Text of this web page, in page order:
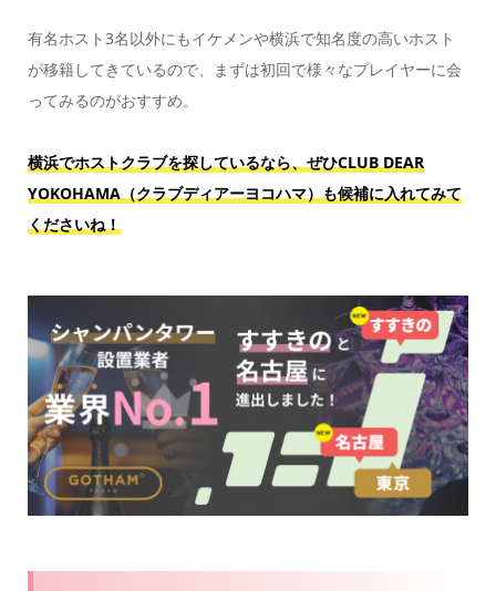
有名ホスト3名以外にもイケメンや横浜で知名度の高いホスト
が移籍してきているので、まずは初回で様々なプレイヤーに会
ってみるのがおすすめ。
横浜でホストクラブを探しているなら、ぜひCLUB DEAR
YOKOHAMA（クラブディアーヨコハマ）も候補に入れてみて
くださいね！